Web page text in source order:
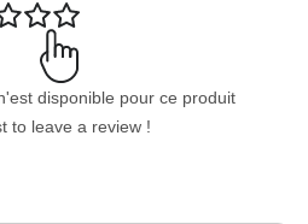
disponible pour ce produit
to leave a review !